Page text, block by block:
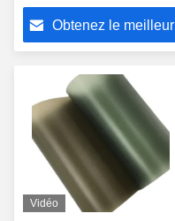
personnalisable
Obtenez le meilleur
Vidéo